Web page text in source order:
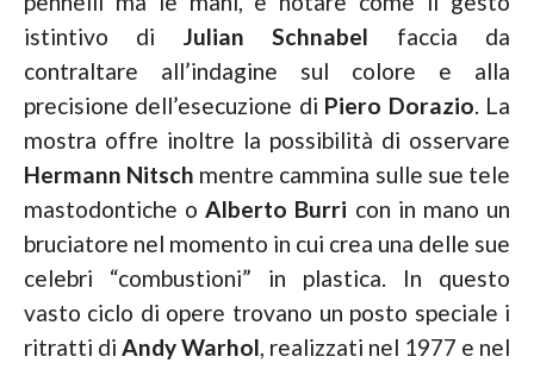
istintivo di Julian Schnabel faccia da
contraltare all’indagine sul colore e alla
precisione dell’esecuzione di Piero Dorazio. La
mostra offre inoltre la possibilità di osservare
Hermann Nitsch mentre cammina sulle sue tele
mastodontiche oAlberto Burri con in mano un
bruciatore nel momento in cui crea una delle sue
celebri “combustioni” in plastica. In questo
vasto ciclo di opere trovano un posto speciale i
ritratti di Andy Warhol, realizzati nel 1977 e nel